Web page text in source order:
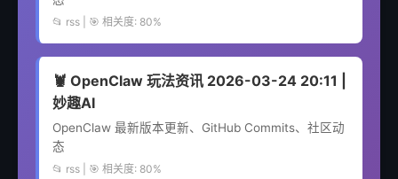
📂 rss | 🎯 相关度: 80%
🦞 OpenClaw 玩法资讯 2026-03-24 20:11 |
妙趣AI
OpenClaw 最新版本更新、GitHub Commits、社区动
态
📂 rss | 🎯 相关度: 80%